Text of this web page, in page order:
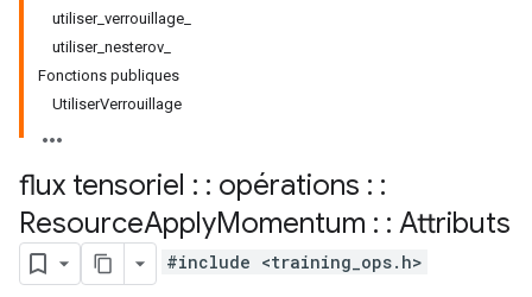
utiliser_verrouillage_
utiliser_nesterov_
Fonctions publiques
UtiliserVerrouillage
flux tensoriel : : opérations : :
ResourceApplyMomentum : : Attributs
#include <training_ops.h>